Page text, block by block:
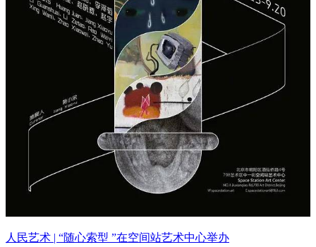
人民艺术 | “随心索型 ”在空间站艺术中心举办